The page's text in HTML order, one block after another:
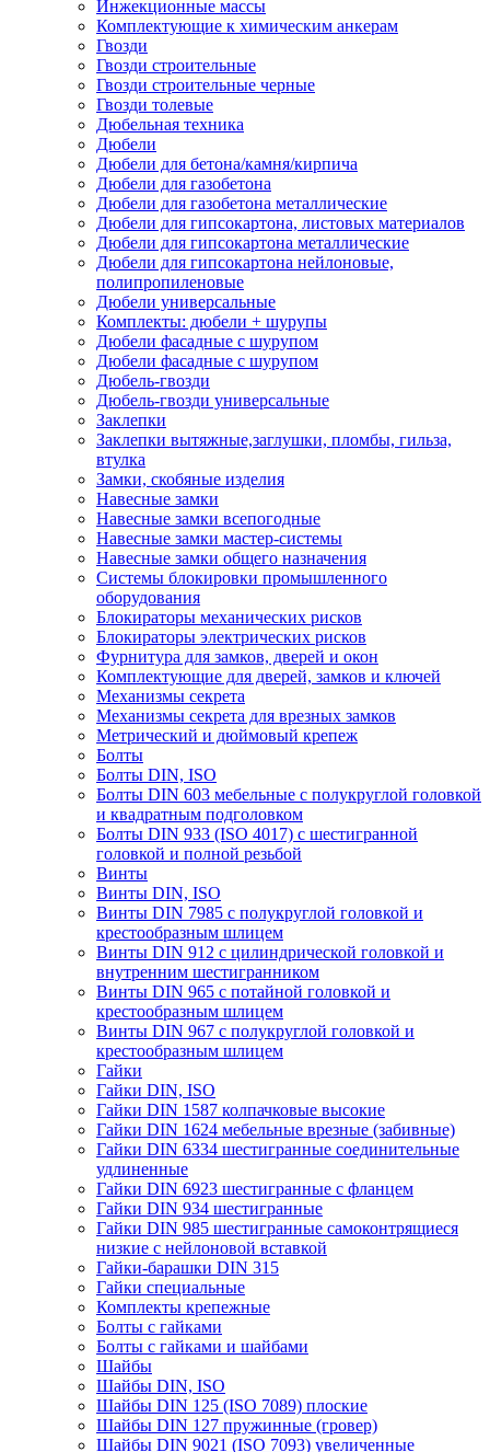
Инжекционные массы
Комплектующие к химическим анкерам
Гвозди
Гвозди строительные
Гвозди строительные черные
Гвозди толевые
Дюбельная техника
Дюбели
Дюбели для бетона/камня/кирпича
Дюбели для газобетона
Дюбели для газобетона металлические
Дюбели для гипсокартона, листовых материалов
Дюбели для гипсокартона металлические
Дюбели для гипсокартона нейлоновые,
полипропиленовые
Дюбели универсальные
Комплекты: дюбели + шурупы
Дюбели фасадные с шурупом
Дюбели фасадные с шурупом
Дюбель-гвозди
Дюбель-гвозди универсальные
Заклепки
Заклепки вытяжные,заглушки, пломбы, гильза,
втулка
Замки, скобяные изделия
Навесные замки
Навесные замки всепогодные
Навесные замки мастер-системы
Навесные замки общего назначения
Системы блокировки промышленного
оборудования
Блокираторы механических рисков
Блокираторы электрических рисков
Фурнитура для замков, дверей и окон
Комплектующие для дверей, замков и ключей
Механизмы секрета
Механизмы секрета для врезных замков
Метрический и дюймовый крепеж
Болты
Болты DIN, ISO
Болты DIN 603 мебельные с полукруглой головкой
и квадратным подголовком
Болты DIN 933 (ISO 4017) с шестигранной
головкой и полной резьбой
Винты
Винты DIN, ISO
Винты DIN 7985 с полукруглой головкой и
крестообразным шлицем
Винты DIN 912 с цилиндрической головкой и
внутренним шестигранником
Винты DIN 965 с потайной головкой и
крестообразным шлицем
Винты DIN 967 с полукруглой головкой и
крестообразным шлицем
Гайки
Гайки DIN, ISO
Гайки DIN 1587 колпачковые высокие
Гайки DIN 1624 мебельные врезные (забивные)
Гайки DIN 6334 шестигранные соединительные
удлиненные
Гайки DIN 6923 шестигранные с фланцем
Гайки DIN 934 шестигранные
Гайки DIN 985 шестигранные самоконтрящиеся
низкие с нейлоновой вставкой
Гайки-барашки DIN 315
Гайки специальные
Комплекты крепежные
Болты с гайками
Болты с гайками и шайбами
Шайбы
Шайбы DIN, ISO
Шайбы DIN 125 (ISO 7089) плоские
Шайбы DIN 127 пружинные (гровер)
Шайбы DIN 9021 (ISO 7093) увеличенные